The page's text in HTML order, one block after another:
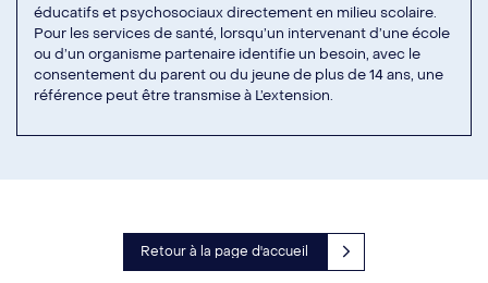
éducatifs et psychosociaux directement en milieu scolaire.
Pour les services de santé, lorsqu’un intervenant d’une école
ou d’un organisme partenaire identifie un besoin, avec le
consentement du parent ou du jeune de plus de 14 ans, une
référence peut être transmise à L’extension.
Retour à la page d'accueil